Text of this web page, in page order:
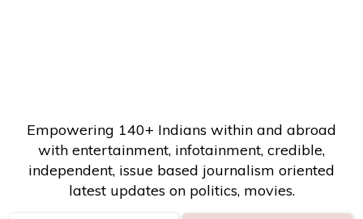
Empowering 140+ Indians within and abroad
with entertainment, infotainment, credible,
independent, issue based journalism oriented
latest updates on politics, movies.